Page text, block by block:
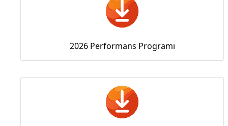
2026 Performans Programı